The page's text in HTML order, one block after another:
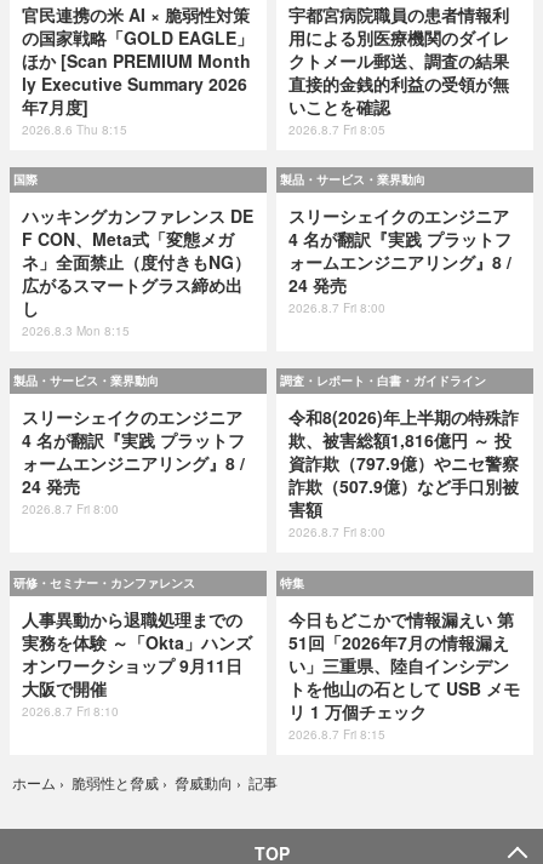
官民連携の米 AI × 脆弱性対策
の国家戦略「GOLD EAGLE」
ほか [Scan PREMIUM Month
ly Executive Summary 2026
年7月度]
2026.8.6 Thu 8:15
宇都宮病院職員の患者情報利
用による別医療機関のダイレ
クトメール郵送、調査の結果
直接的金銭的利益の受領が無
いことを確認
2026.8.7 Fri 8:05
国際
ハッキングカンファレンス DE
F CON、Meta式「変態メガ
ネ」全面禁止（度付きもNG）
広がるスマートグラス締め出
し
2026.8.3 Mon 8:15
製品・サービス・業界動向
スリーシェイクのエンジニア
4 名が翻訳『実践 プラットフ
ォームエンジニアリング』8 /
24 発売
2026.8.7 Fri 8:00
製品・サービス・業界動向
スリーシェイクのエンジニア
4 名が翻訳『実践 プラットフ
ォームエンジニアリング』8 /
24 発売
2026.8.7 Fri 8:00
調査・レポート・白書・ガイドライン
令和8(2026)年上半期の特殊詐
欺、被害総額1,816億円 ～ 投
資詐欺（797.9億）やニセ警察
詐欺（507.9億）など手口別被
害額
2026.8.7 Fri 8:00
研修・セミナー・カンファレンス
人事異動から退職処理までの
実務を体験 ～「Okta」ハンズ
オンワークショップ 9月11日
大阪で開催
2026.8.7 Fri 8:10
特集
今日もどこかで情報漏えい 第
51回「2026年7月の情報漏え
い」三重県、陸自インシデン
トを他山の石として USB メモ
リ 1 万個チェック
2026.8.7 Fri 8:15
ホーム › 脆弱性と脅威 › 脅威動向 › 記事
TOP